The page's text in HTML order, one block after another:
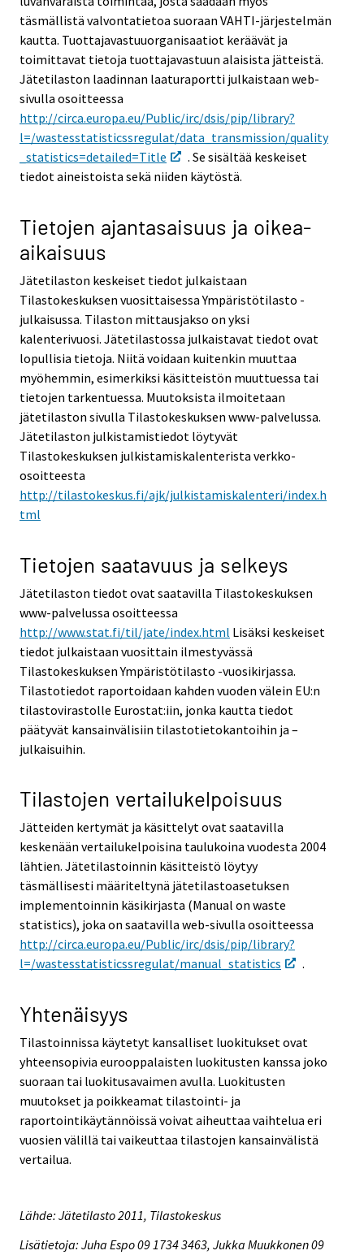
täsmällistä valvontatietoa suoraan VAHTI-järjestelmän
kautta. Tuottajavastuuorganisaatiot keräävät ja
toimittavat tietoja tuottajavastuun alaisista jätteistä.
Jätetilaston laadinnan laaturaportti julkaistaan web-
sivulla osoitteessa
http://circa.europa.eu/Public/irc/dsis/pip/library?
l=/wastesstatisticssregulat/data_transmission/quality
_statistics=detailed=Title
. Se sisältää keskeiset
tiedot aineistoista sekä niiden käytöstä.
Tietojen ajantasaisuus ja oikea-
aikaisuus
Jätetilaston keskeiset tiedot julkaistaan
Tilastokeskuksen vuosittaisessa Ympäristötilasto -
julkaisussa. Tilaston mittausjakso on yksi
kalenterivuosi. Jätetilastossa julkaistavat tiedot ovat
lopullisia tietoja. Niitä voidaan kuitenkin muuttaa
myöhemmin, esimerkiksi käsitteistön muuttuessa tai
tietojen tarkentuessa. Muutoksista ilmoitetaan
jätetilaston sivulla Tilastokeskuksen www-palvelussa.
Jätetilaston julkistamistiedot löytyvät
Tilastokeskuksen julkistamiskalenterista verkko-
osoitteesta
http://tilastokeskus.fi/ajk/julkistamiskalenteri/index.h
tml
Tietojen saatavuus ja selkeys
Jätetilaston tiedot ovat saatavilla Tilastokeskuksen
www-palvelussa osoitteessa
http://www.stat.fi/til/jate/index.html Lisäksi keskeiset
tiedot julkaistaan vuosittain ilmestyvässä
Tilastokeskuksen Ympäristötilasto -vuosikirjassa.
Tilastotiedot raportoidaan kahden vuoden välein EU:n
tilastovirastolle Eurostat:iin, jonka kautta tiedot
päätyvät kansainvälisiin tilastotietokantoihin ja –
julkaisuihin.
Tilastojen vertailukelpoisuus
Jätteiden kertymät ja käsittelyt ovat saatavilla
keskenään vertailukelpoisina taulukoina vuodesta 2004
lähtien. Jätetilastoinnin käsitteistö löytyy
täsmällisesti määriteltynä jätetilastoasetuksen
implementoinnin käsikirjasta (Manual on waste
statistics), joka on saatavilla web-sivulla osoitteessa
http://circa.europa.eu/Public/irc/dsis/pip/library?
l=/wastesstatisticssregulat/manual_statistics
.
Yhtenäisyys
Tilastoinnissa käytetyt kansalliset luokitukset ovat
yhteensopivia eurooppalaisten luokitusten kanssa joko
suoraan tai luokitusavaimen avulla. Luokitusten
muutokset ja poikkeamat tilastointi- ja
raportointikäytännöissä voivat aiheuttaa vaihtelua eri
vuosien välillä tai vaikeuttaa tilastojen kansainvälistä
vertailua.
Lähde: Jätetilasto 2011, Tilastokeskus
Lisätietoja: Juha Espo 09 1734 3463, Jukka Muukkonen 09